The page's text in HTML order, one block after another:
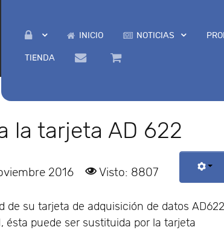
INICIO NOTICIAS
TIENDA
la tarjeta AD 622
2016 Visto: 8807
su tarjeta de adquisición de datos
ésta puede ser sustituida por la tarjeta